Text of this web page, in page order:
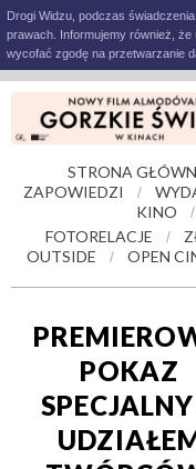
Drogi Widzu, podczas
prawach. Informujemy również,
wycofać zgodę na przetwarzanie
STRONA
ZAPOWIEDZI /
KINO /
FOTORELACJE
/
OUTSIDE
/ OPEN
POKAZ